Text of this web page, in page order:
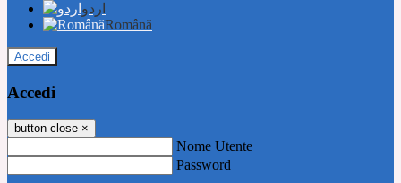
اردو
Română
Accedi
Accedi
button close ×
Nome Utente
Password